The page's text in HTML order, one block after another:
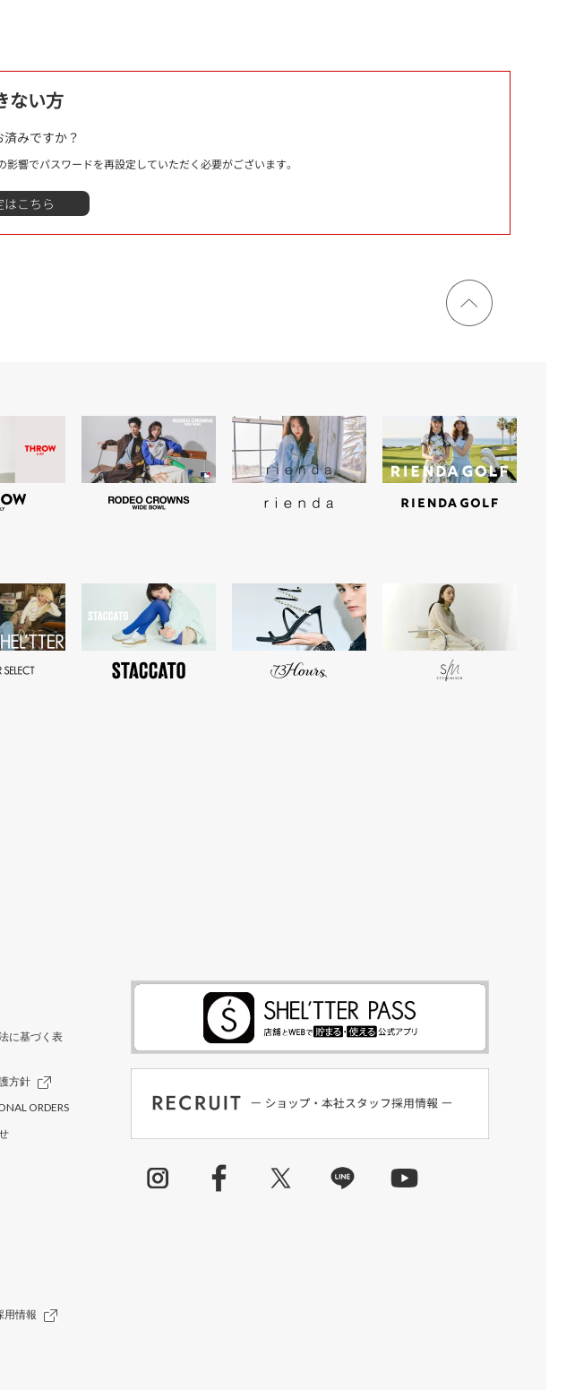
ない方
みですか？
響でパスワードを再設定していただく必要がございます。
ページ
トップ
に基づく表
方針
ORDERS
用情報